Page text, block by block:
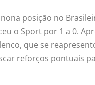
posição no
o Sport por 1 a 0.
que se
reforços pontuais